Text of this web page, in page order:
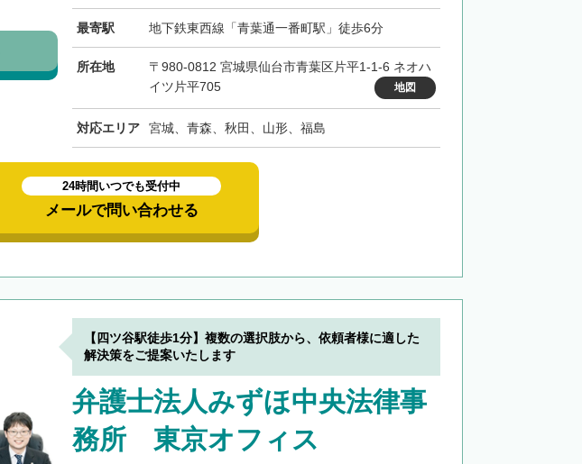
最寄駅 地下鉄東西線「青葉通一番町駅」徒歩6分
所在地
〒980-0812 宮城県仙台市青葉区片平1-1-6 ネオハ
イツ片平705
地図
対応エリア 宮城、青森、秋田、山形、福島
24時間いつでも受付中
メールで問い合わせる
【四ツ谷駅徒歩1分】複数の選択肢から、依頼者様に適した
解決策をご提案いたします
弁護士法人みずほ中央法律事
務所 東京オフィス